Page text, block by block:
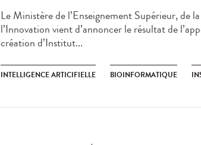
Le Ministère de l’Enseignement Supérieur, de
l’Innovation vient d’annoncer le résultat de
création d’Institut...
INTELLIGENCE ARTICIFIELLE BIOINFORMATIQUE